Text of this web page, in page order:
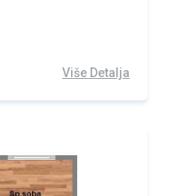
Više Detalja